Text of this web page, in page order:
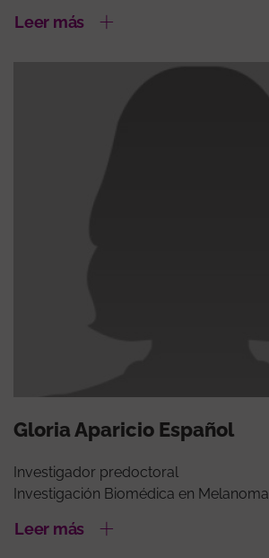
Leer más
Gloria Aparicio Español
Investigador predoctoral
Investigación Biomédica en Melanoma
Leer más